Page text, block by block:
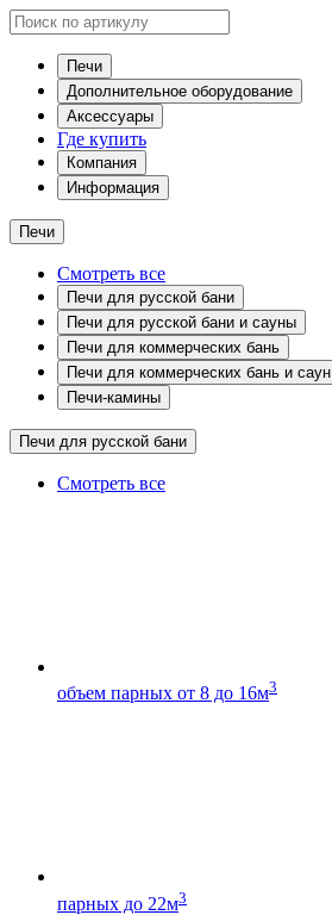
Печи
Дополнительное оборудование
Аксессуары
Где купить
Компания
Информация
Печи
Смотреть все
Печи для русской бани
Печи для русской бани и сауны
Печи для коммерческих бань
Печи для коммерческих бань и саун
Печи-камины
Печи для русской бани
Смотреть все
объем парных от 8 до 16м3
парных до 22м3